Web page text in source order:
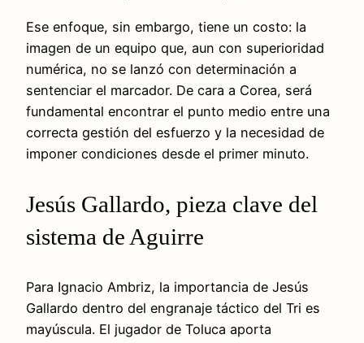
Ese enfoque, sin embargo, tiene un costo: la
imagen de un equipo que, aun con superioridad
numérica, no se lanzó con determinación a
sentenciar el marcador. De cara a Corea, será
fundamental encontrar el punto medio entre una
correcta gestión del esfuerzo y la necesidad de
imponer condiciones desde el primer minuto.
Jesús Gallardo, pieza clave del
sistema de Aguirre
Para Ignacio Ambriz, la importancia de Jesús
Gallardo dentro del engranaje táctico del Tri es
mayúscula. El jugador de Toluca aporta